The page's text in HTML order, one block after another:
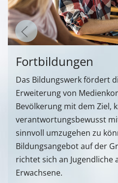
Fortbildungen
Das Bildungswerk fördert
Erweiterung von
Bevölkerung mit dem Ziel,
verantwortungsbewusst
sinnvoll umzugehen zu
Bildungsangebot auf der
richtet sich an Jugendliche
Erwachsene.